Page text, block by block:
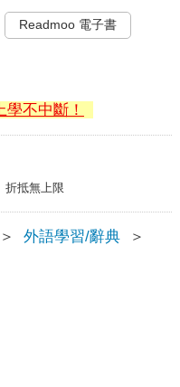
Readmoo 電子書
不中斷！
折抵無上限
＞ 外語學習/辭典
＞